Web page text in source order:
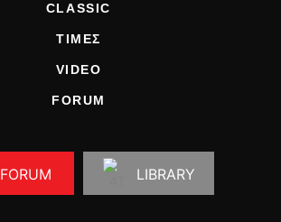
CLASSIC
ΤΙΜΕΣ
VIDEO
FORUM
FORUM LIBRARY